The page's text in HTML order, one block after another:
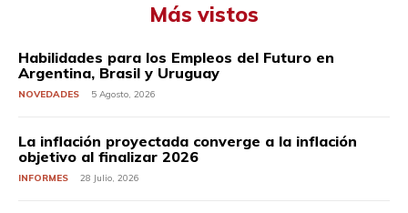
Más vistos
Habilidades para los Empleos del Futuro en
Argentina, Brasil y Uruguay
NOVEDADES 5 Agosto, 2026
La inflación proyectada converge a la inflación
objetivo al finalizar 2026
INFORMES 28 Julio, 2026